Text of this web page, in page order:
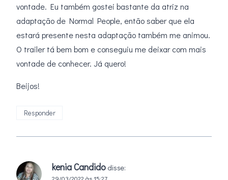
vontade. Eu também gostei bastante da atriz na
adaptação de Normal People, então saber que ela
estará presente nesta adaptação também me animou.
O trailer tá bem bom e conseguiu me deixar com mais
vontade de conhecer. Já quero!
Beijos!
Responder
kenia Candido disse: